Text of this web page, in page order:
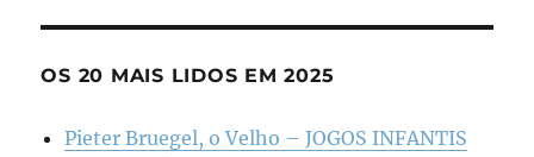
OS 20 MAIS LIDOS EM 2025
Pieter Bruegel, o Velho – JOGOS INFANTIS